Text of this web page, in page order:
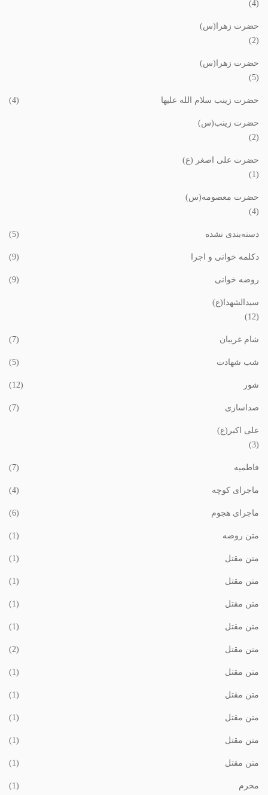
(4)
حضرت زهرا(س)
(2)
حضرت زهرا(س)
(5)
حضرت زینب سلام الله علیها (4)
حضرت زینب(س)
(2)
حضرت علی اصغر (ع)
(1)
حضرت معصومه(س)
(4)
دسته‌بندی نشده (5)
دکلمه خوانی و اجرا (9)
روضه خوانی (9)
سیدالشهدا(ع)
(12)
شام غریبان (7)
شب شهادت (5)
شور (12)
صداسازی (7)
علی اکبر(ع)
(3)
فاطمیه (7)
ماجرای کوچه (4)
ماجرای هجوم (6)
متن روضه (1)
متن مقتل (1)
متن مقتل (1)
متن مقتل (1)
متن مقتل (1)
متن مقتل (2)
متن مقتل (1)
متن مقتل (1)
متن مقتل (1)
متن مقتل (1)
متن مقتل (1)
محرم (1)